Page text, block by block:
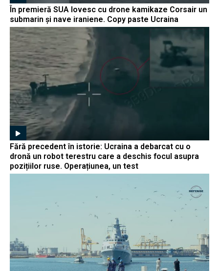
În premieră SUA lovesc cu drone kamikaze Corsair un
submarin și nave iraniene. Copy paste Ucraina
Fără precedent în istorie: Ucraina a debarcat cu o
dronă un robot terestru care a deschis focul asupra
pozițiilor ruse. Operațiunea, un test